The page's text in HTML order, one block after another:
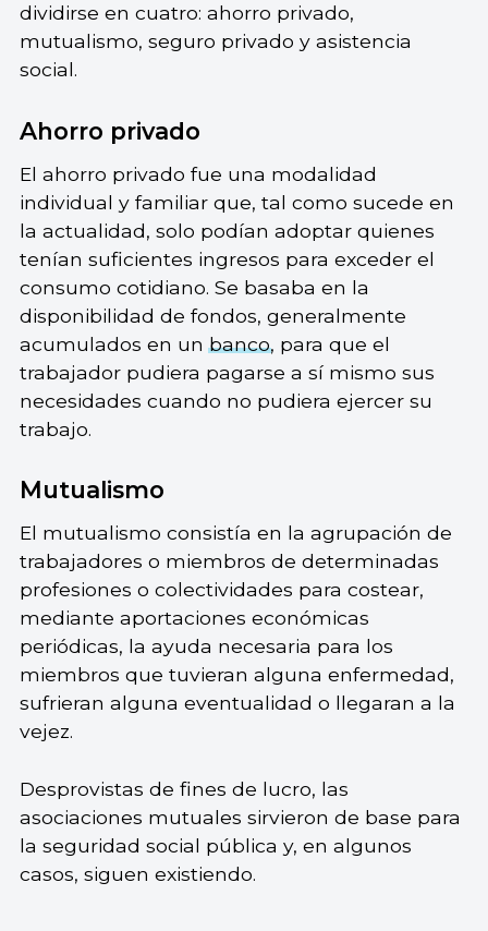
dividirse en cuatro: ahorro privado,
mutualismo, seguro privado y asistencia
social.
Ahorro privado
El ahorro privado fue una modalidad
individual y familiar que, tal como sucede en
la actualidad, solo podían adoptar quienes
tenían suficientes ingresos para exceder el
consumo cotidiano. Se basaba en la
disponibilidad de fondos, generalmente
acumulados en unbanco, para que el
trabajador pudiera pagarse a sí mismo sus
necesidades cuando no pudiera ejercer su
trabajo.
Mutualismo
El mutualismo consistía en la agrupación de
trabajadores o miembros de determinadas
profesiones o colectividades para costear,
mediante aportaciones económicas
periódicas, la ayuda necesaria para los
miembros que tuvieran alguna enfermedad,
sufrieran alguna eventualidad o llegaran a la
vejez.
Desprovistas de fines de lucro, las
asociaciones mutuales sirvieron de base para
la seguridad social pública y, en algunos
casos, siguen existiendo.